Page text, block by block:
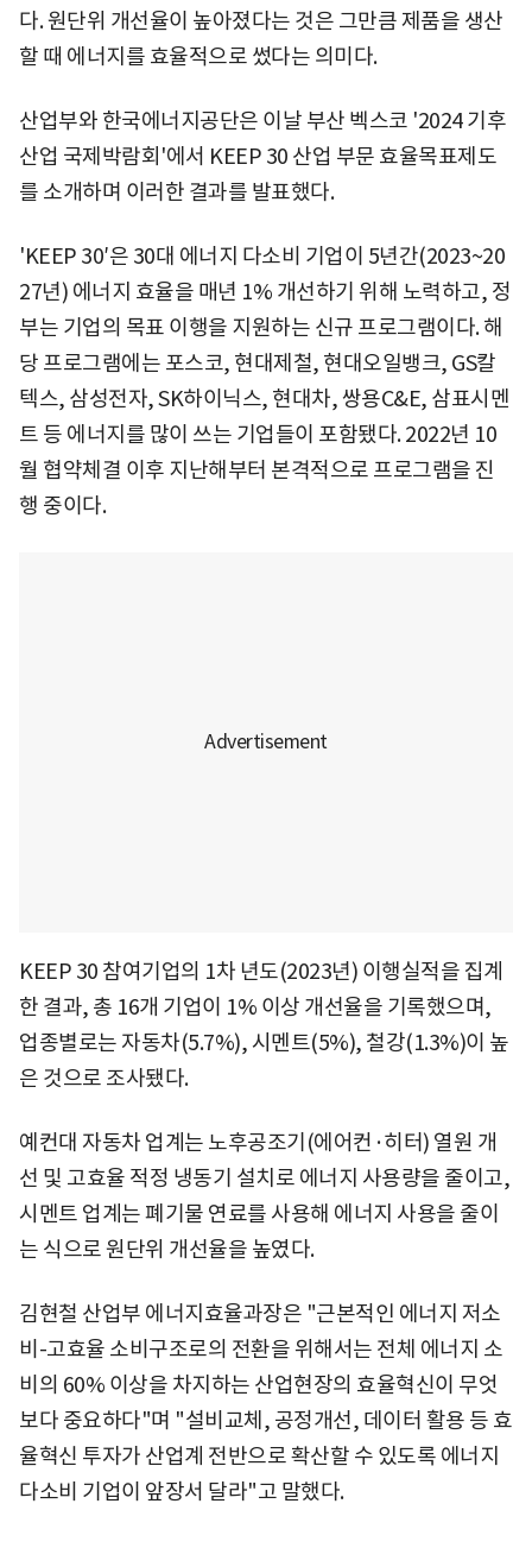
다. 원단위 개선율이 높아졌다는 것은 그만큼 제품을 생산
할 때 에너지를 효율적으로 썼다는 의미다.
산업부와 한국에너지공단은 이날 부산 벡스코 '2024 기후
산업 국제박람회'에서 KEEP 30 산업 부문 효율목표제도
를 소개하며 이러한 결과를 발표했다.
'KEEP 30′은 30대 에너지 다소비 기업이 5년간(2023~20
27년) 에너지 효율을 매년 1% 개선하기 위해 노력하고, 정
부는 기업의 목표 이행을 지원하는 신규 프로그램이다. 해
당 프로그램에는 포스코, 현대제철, 현대오일뱅크, GS칼
텍스, 삼성전자, SK하이닉스, 현대차, 쌍용C&E, 삼표시멘
트 등 에너지를 많이 쓰는 기업들이 포함됐다. 2022년 10
월 협약체결 이후 지난해부터 본격적으로 프로그램을 진
행 중이다.
KEEP 30 참여기업의 1차 년도(2023년) 이행실적을 집계
한 결과, 총 16개 기업이 1% 이상 개선율을 기록했으며,
업종별로는 자동차(5.7%), 시멘트(5%), 철강(1.3%)이 높
은 것으로 조사됐다.
예컨대 자동차 업계는 노후공조기(에어컨·히터) 열원 개
선 및 고효율 적정 냉동기 설치로 에너지 사용량을 줄이고,
시멘트 업계는 폐기물 연료를 사용해 에너지 사용을 줄이
는 식으로 원단위 개선율을 높였다.
김현철 산업부 에너지효율과장은 "근본적인 에너지 저소
비-고효율 소비구조로의 전환을 위해서는 전체 에너지 소
비의 60% 이상을 차지하는 산업현장의 효율혁신이 무엇
보다 중요하다"며 "설비교체, 공정개선, 데이터 활용 등 효
율혁신 투자가 산업계 전반으로 확산할 수 있도록 에너지
다소비 기업이 앞장서 달라"고 말했다.